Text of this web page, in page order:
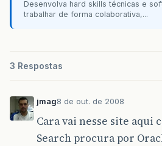
Desenvolva hard skills técnicas e
trabalhar de forma colaborativa,...
3 Respostas
jmag8 de out. de 2008
Cara vai nesse site aqui
Search procura por